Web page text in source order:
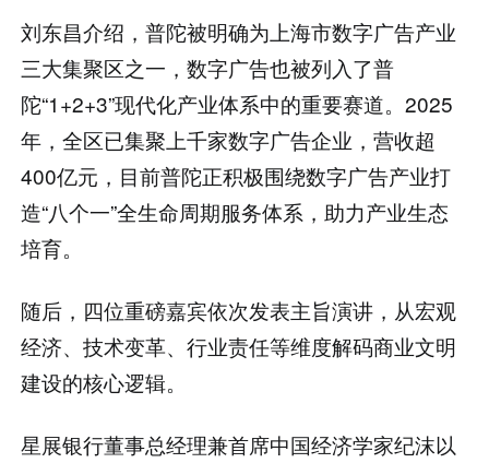
刘东昌介绍，普陀被明确为上海市数字广告产业
三大集聚区之一，数字广告也被列入了普
陀“1+2+3”现代化产业体系中的重要赛道。2025
年，全区已集聚上千家数字广告企业，营收超
400亿元，目前普陀正积极围绕数字广告产业打
造“八个一”全生命周期服务体系，助力产业生态
培育。
随后，四位重磅嘉宾依次发表主旨演讲，从宏观
经济、技术变革、行业责任等维度解码商业文明
建设的核心逻辑。
星展银行董事总经理兼首席中国经济学家纪沫以